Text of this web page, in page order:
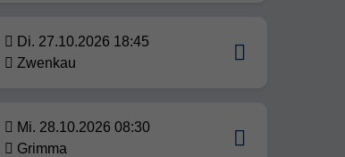
Di. 27.10.2026 18:45
Zwenkau
Mi. 28.10.2026 08:30
Grimma